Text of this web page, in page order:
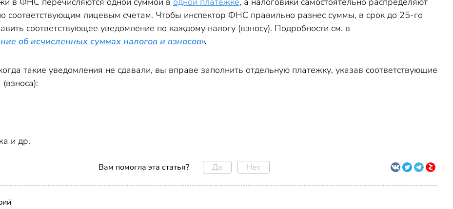
соответствующим лицевым счетам. Чтобы инспектор ФНС правильно разнес суммы, в срок до 25-го
соответствующее уведомление по каждому налогу (взносу). Подробности см. в
об исчисленных суммах налогов и взносов».
такие уведомления не сдавали, вы вправе заполнить отдельную платежку, указав соответствующие
и др.
Вам помогла эта статья? Да Нет